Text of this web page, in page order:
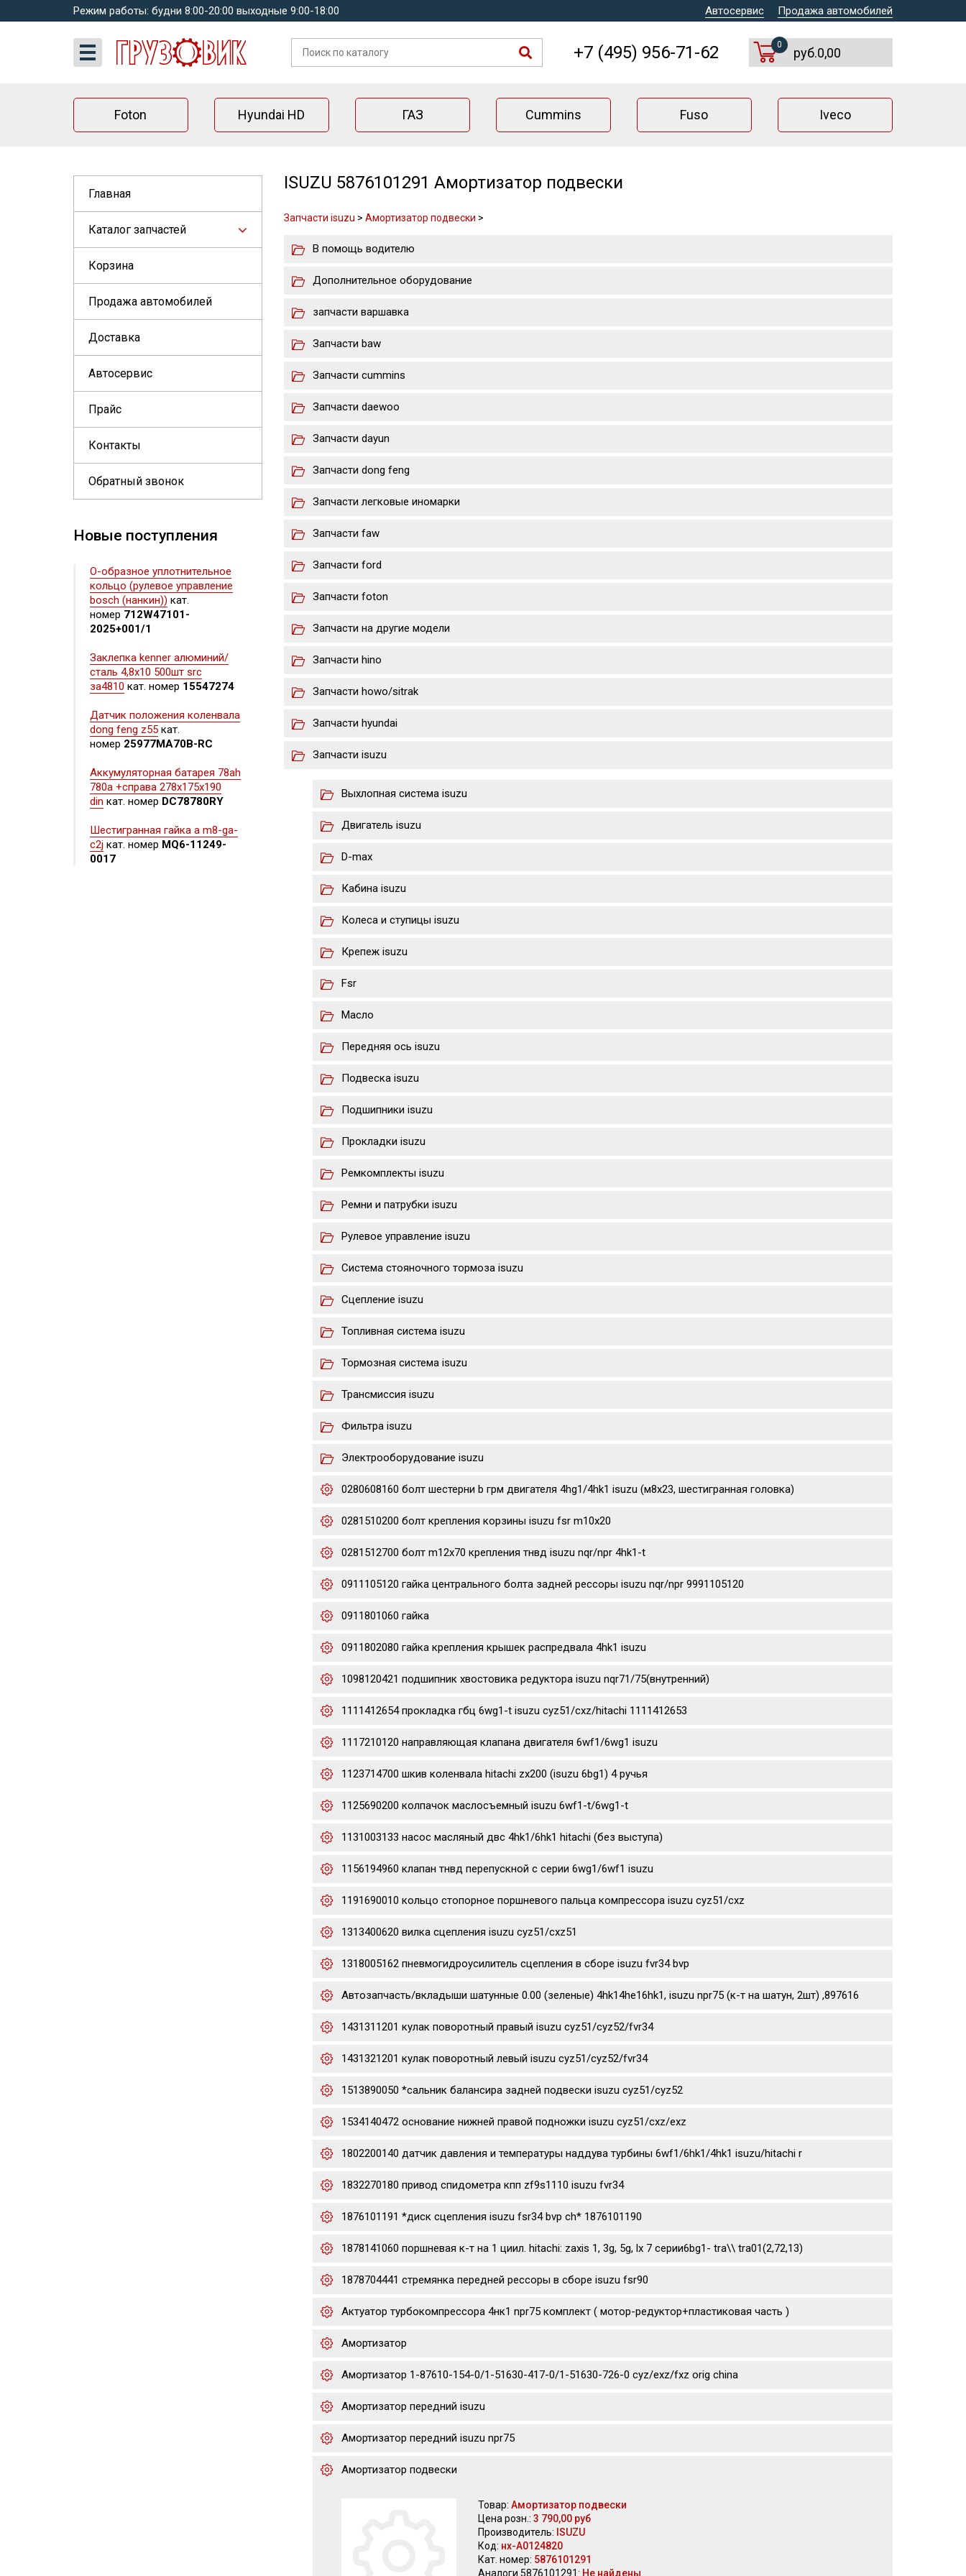
Режим работы: будни 8:00-20:00 выходные 9:00-18:00 Автосервис Продажа автомобилей
+7 (495) 956-71-62 0
руб.0,00
Foton Hyundai HD ГАЗ Cummins Fuso Iveco
Главная
Каталог запчастей
Корзина
Продажа автомобилей
Доставка
Автосервис
Прайс
Контакты
Обратный звонок
Новые поступления
О-образное уплотнительное
кольцо (рулевое управление
bosch (нанкин)) кат.
номер 712W47101-
2025+001/1
Заклепка kenner алюминий/
сталь 4,8х10 500шт src
за4810 кат. номер 15547274
Датчик положения коленвала
dong feng z55 кат.
номер 25977MA70B-RC
Аккумуляторная батарея 78ah
780a +справа 278x175x190
din кат. номер DC78780RY
Шестигранная гайка а m8-ga-
c2j кат. номер MQ6-11249-
0017
ISUZU 5876101291 Амортизатор подвески
Запчасти isuzu > Амортизатор подвески >
В помощь водителю
Дополнительное оборудование
запчасти варшавка
Запчасти baw
Запчасти cummins
Запчасти daewoo
Запчасти dayun
Запчасти dong feng
Запчасти легковые иномарки
Запчасти faw
Запчасти ford
Запчасти foton
Запчасти на другие модели
Запчасти hino
Запчасти howo/sitrak
Запчасти hyundai
Запчасти isuzu
Выхлопная система isuzu
Двигатель isuzu
D-max
Кабина isuzu
Колеса и ступицы isuzu
Крепеж isuzu
Fsr
Масло
Передняя ось isuzu
Подвеска isuzu
Подшипники isuzu
Прокладки isuzu
Ремкомплекты isuzu
Ремни и патрубки isuzu
Рулевое управление isuzu
Система стояночного тормоза isuzu
Сцепление isuzu
Топливная система isuzu
Тормозная система isuzu
Трансмиссия isuzu
Фильтра isuzu
Электрооборудование isuzu
0280608160 болт шестерни b грм двигателя 4hg1/4hk1 isuzu (м8х23, шестигранная головка)
0281510200 болт крепления корзины isuzu fsr m10x20
0281512700 болт m12x70 крепления тнвд isuzu nqr/npr 4hk1-t
0911105120 гайка центрального болта задней рессоры isuzu nqr/npr 9991105120
0911801060 гайка
0911802080 гайка крепления крышек распредвала 4hk1 isuzu
1098120421 подшипник хвостовика редуктора isuzu nqr71/75(внутренний)
1111412654 прокладка гбц 6wg1-t isuzu cyz51/cxz/hitachi 1111412653
1117210120 направляющая клапана двигателя 6wf1/6wg1 isuzu
1123714700 шкив коленвала hitachi zx200 (isuzu 6bg1) 4 ручья
1125690200 колпачок маслосъемный isuzu 6wf1-t/6wg1-t
1131003133 насос масляный двс 4hk1/6hk1 hitachi (без выступа)
1156194960 клапан тнвд перепускной с серии 6wg1/6wf1 isuzu
1191690010 кольцо стопорное поршневого пальца компрессора isuzu cyz51/cxz
1313400620 вилка сцепления isuzu cyz51/cxz51
1318005162 пневмогидроусилитель сцепления в сборе isuzu fvr34 bvp
Автозапчасть/вкладыши шатунные 0.00 (зеленые) 4hk14he16hk1, isuzu npr75 (к-т на шатун, 2шт) ,897616
1431311201 кулак поворотный правый isuzu cyz51/cyz52/fvr34
1431321201 кулак поворотный левый isuzu cyz51/cyz52/fvr34
1513890050 *сальник балансира задней подвески isuzu cyz51/cyz52
1534140472 основание нижней правой подножки isuzu cyz51/cxz/exz
1802200140 датчик давления и температуры наддува турбины 6wf1/6hk1/4hk1 isuzu/hitachi r
1832270180 привод спидометра кпп zf9s1110 isuzu fvr34
1876101191 *диск сцепления isuzu fsr34 bvp ch* 1876101190
1878141060 поршневая к-т на 1 циил. hitachi: zaxis 1, 3g, 5g, lx 7 серии6bg1- tra\\ tra01(2,72,13)
1878704441 стремянка передней рессоры в сборе isuzu fsr90
Актуатор турбокомпрессора 4нк1 npr75 комплект ( мотор-редуктор+пластиковая часть )
Амортизатор
Амортизатор 1-87610-154-0/1-51630-417-0/1-51630-726-0 cyz/exz/fxz orig china
Амортизатор передний isuzu
Амортизатор передний isuzu npr75
Амортизатор подвески
Товар: Амортизатор подвески
Цена розн.: 3 790,00 руб
Производитель: ISUZU
Код: нх-А0124820
Кат. номер: 5876101291
Аналоги 5876101291: Не найдены